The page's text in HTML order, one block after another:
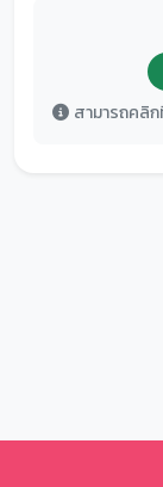
สามารถคลิ